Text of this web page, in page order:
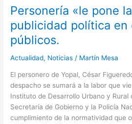
Personería «le pone
publicidad política en
públicos.
Actualidad, Noticias / Martín Mesa
El personero de Yopal, César
despacho se sumará a la labor que
Instituto de Desarrollo Urbano y Rural
Secretaría de Gobierno y la Policía
cumplimiento de la normatividad que
públicos.